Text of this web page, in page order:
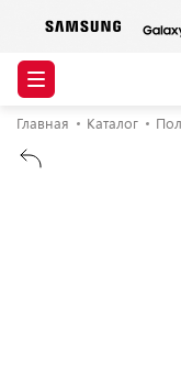
Главная Каталог